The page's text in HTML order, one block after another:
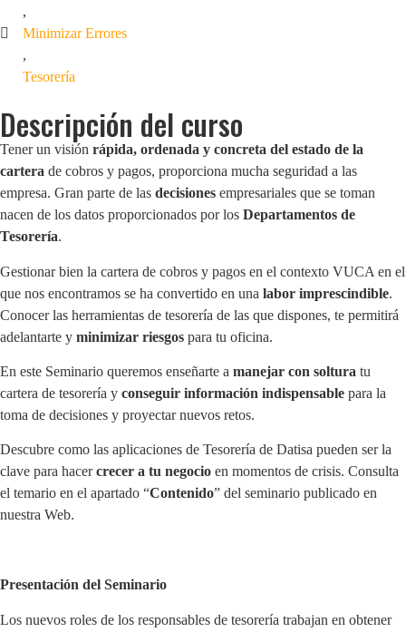
,
Minimizar Errores
,
Tesorería
Descripción del curso
Tener un visión rápida, ordenada y concreta del estado de la
cartera de cobros y pagos, proporciona mucha seguridad a las
empresa. Gran parte de las decisiones empresariales que se toman
nacen de los datos proporcionados por los Departamentos de
Tesorería.
Gestionar bien la cartera de cobros y pagos en el contexto VUCA en el
que nos encontramos se ha convertido en una labor imprescindible.
Conocer las herramientas de tesorería de las que dispones, te permitirá
adelantarte y minimizar riesgos para tu oficina.
En este Seminario queremos enseñarte a manejar con soltura tu
cartera de tesorería y conseguir información indispensable para la
toma de decisiones y proyectar nuevos retos.
Descubre como las aplicaciones de Tesorería de Datisa pueden ser la
clave para hacercrecer a tu negocio en momentos de crisis. Consulta
el temario en el apartado “Contenido” del seminario publicado en
nuestra Web.
Presentación del Seminario
Los nuevos roles de los responsables de tesorería trabajan en obtener